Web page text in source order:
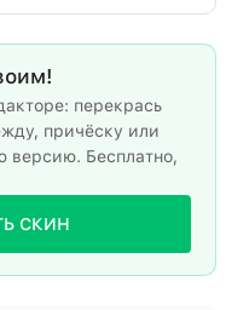
перекрась
причёску или
версию. Бесплатно,
СКИН